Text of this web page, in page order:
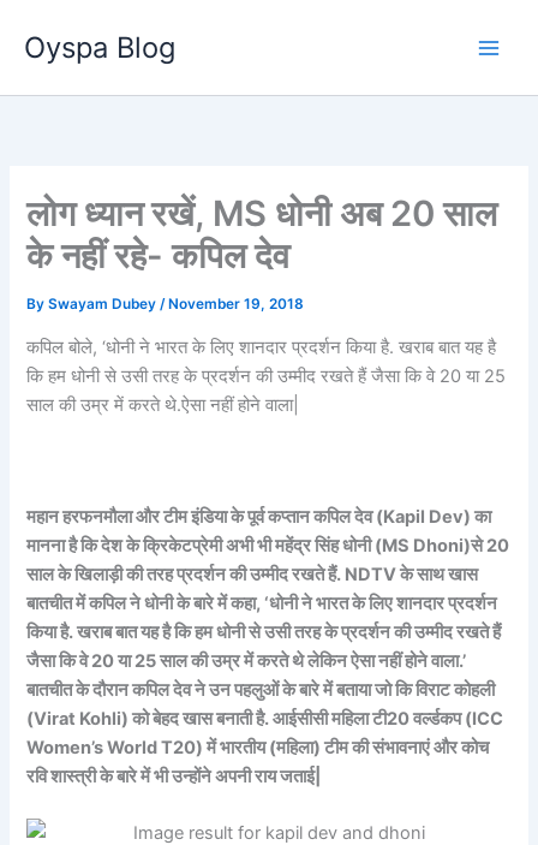
content
Oyspa Blog
लोग ध्‍यान रखें, MS धोनी अब 20 साल
के नहीं रहे- कपिल देव
BySwayam Dubey/ November 19, 2018
कपिल बोले, ‘धोनी ने भारत के लिए शानदार प्रदर्शन किया है. खराब बात यह है
कि हम धोनी से उसी तरह के प्रदर्शन की उम्‍मीद रखते हैं जैसा कि वे 20 या 25
साल की उम्र में करते थे.ऐसा नहीं होने वाला|
महान हरफनमौला और टीम इंडिया के पूर्व कप्‍तान कपिल देव (Kapil Dev) का
मानना है कि देश के क्रिकेटप्रेमी अभी भी महेंद्र सिंह धोनी (MS Dhoni)से 20
साल के खिलाड़ी की तरह प्रदर्शन की उम्‍मीद रखते हैं. NDTV के साथ खास
बातचीत में कपिल ने धोनी के बारे में कहा, ‘धोनी ने भारत के लिए शानदार प्रदर्शन
किया है. खराब बात यह है कि हम धोनी से उसी तरह के प्रदर्शन की उम्‍मीद रखते हैं
जैसा कि वे 20 या 25 साल की उम्र में करते थे लेकिन ऐसा नहीं होने वाला.’
बातचीत के दौरान कपिल देव ने उन पहलुओं के बारे में बताया जो कि विराट कोहली
(Virat Kohli) को बेहद खास बनाती है. आईसीसी महिला टी20 वर्ल्‍डकप (ICC
Women’s World T20) में भारतीय (महिला) टीम की संभावनाएं और कोच
रवि शास्‍त्री के बारे में भी उन्‍होंने अपनी राय जताई|